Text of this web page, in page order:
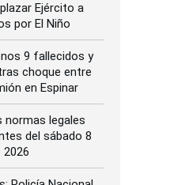
Ejército a
por El Niño
9 fallecidos y
choque entre
en Espinar
normas legales
del sábado 8